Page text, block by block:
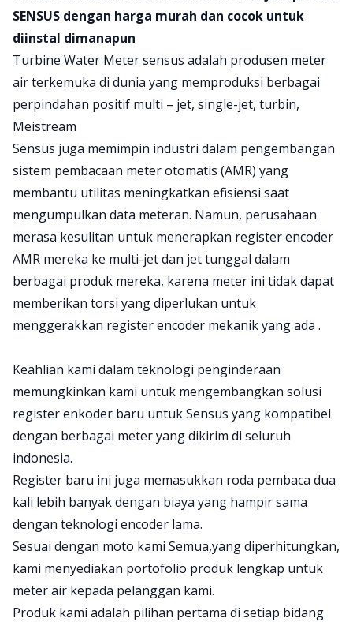
SENSUS dengan harga murah dan cocok untuk
diinstal dimanapun
Turbine Water Meter sensus adalah produsen meter
air terkemuka di dunia yang memproduksi berbagai
perpindahan positif multi – jet, single-jet, turbin,
Meistream
Sensus juga memimpin industri dalam pengembangan
sistem pembacaan meter otomatis (AMR) yang
membantu utilitas meningkatkan efisiensi saat
mengumpulkan data meteran. Namun, perusahaan
merasa kesulitan untuk menerapkan register encoder
AMR mereka ke multi-jet dan jet tunggal dalam
berbagai produk mereka, karena meter ini tidak dapat
memberikan torsi yang diperlukan untuk
menggerakkan register encoder mekanik yang ada .
Keahlian kami dalam teknologi penginderaan
memungkinkan kami untuk mengembangkan solusi
register enkoder baru untuk Sensus yang kompatibel
dengan berbagai meter yang dikirim di seluruh
indonesia.
Register baru ini juga memasukkan roda pembaca dua
kali lebih banyak dengan biaya yang hampir sama
dengan teknologi encoder lama.
Sesuai dengan moto kami Semua,yang diperhitungkan,
kami menyediakan portofolio produk lengkap untuk
meter air kepada pelanggan kami.
Produk kami adalah pilihan pertama di setiap bidang